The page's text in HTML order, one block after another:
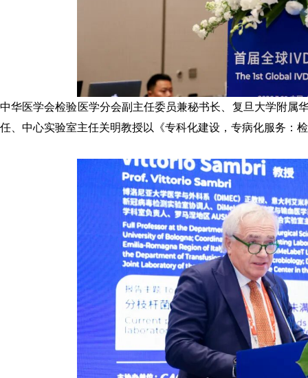
中华医学会检验医学分会副主任委员兼秘书长、复旦大学附属
任、中心实验室主任关明教授 以《专科化建设，专病化服务：